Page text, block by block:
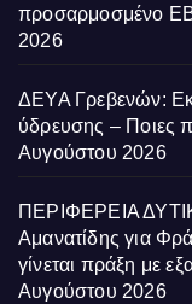
προσαρμοσμένο
2026
ΔΕΥΑ Γρεβενών:
ύδρευσης – Ποιες
Αυγούστου 2026
ΠΕΡΙΦΕΡΕΙΑ
Αμανατίδης για
γίνεται πράξη με
Αυγούστου 2026